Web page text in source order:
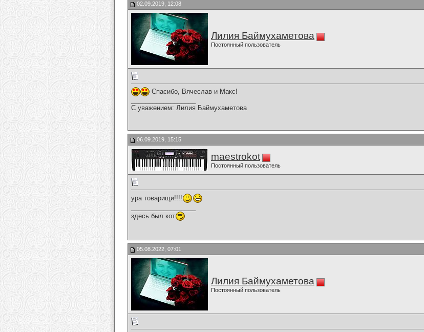
02.09.2019, 12:08
Лилия Баймухаметова
Постоянный пользователь
Спасибо, Вячеслав и Макс!
С уважением: Лилия Баймухаметова
06.09.2019, 15:15
maestrokot
Постоянный пользователь
ура товарищи!!!!
здесь был кот
05.08.2022, 07:01
Лилия Баймухаметова
Постоянный пользователь